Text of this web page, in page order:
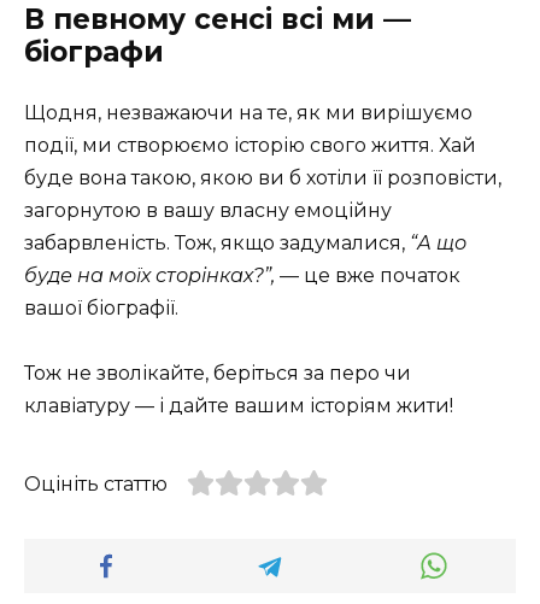
В певному сенсі всі ми —
біографи
Щодня, незважаючи на те, як ми вирішуємо
події, ми створюємо історію свого життя. Хай
буде вона такою, якою ви б хотіли її розповісти,
загорнутою в вашу власну емоційну
забарвленість. Тож, якщо задумалися, “А що
буде на моїх сторінках?”, — це вже початок
вашої біографії.
Тож не зволікайте, беріться за перо чи
клавіатуру — і дайте вашим історіям жити!
Оцініть статтю